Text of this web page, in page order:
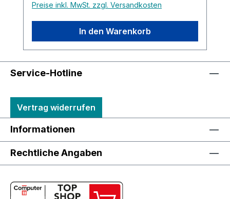
Preise inkl. MwSt. zzgl. Versandkosten
In den Warenkorb
Service-Hotline
Vertrag widerrufen
Informationen
Rechtliche Angaben